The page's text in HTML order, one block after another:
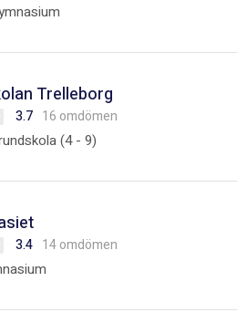
Trelleborg
3.7 16 omdömen
(4 - 9)
3.4 14 omdömen